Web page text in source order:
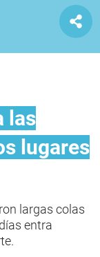
las
lugares
largas colas
entra